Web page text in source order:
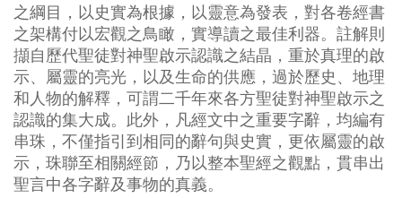
之綱目，以史實為根據，以靈意為發表，對各卷經書
之架構付以宏觀之鳥瞰，實導讀之最佳利器。註解則
擷自歷代聖徒對神聖啟示認識之結晶，重於真理的啟
示、屬靈的亮光，以及生命的供應，過於歷史、地理
和人物的解釋，可謂二千年來各方聖徒對神聖啟示之
認識的集大成。此外，凡經文中之重要字辭，均編有
串珠，不僅指引到相同的辭句與史實，更依屬靈的啟
示，珠聯至相關經節，乃以整本聖經之觀點，貫串出
聖言中各字辭及事物的真義。